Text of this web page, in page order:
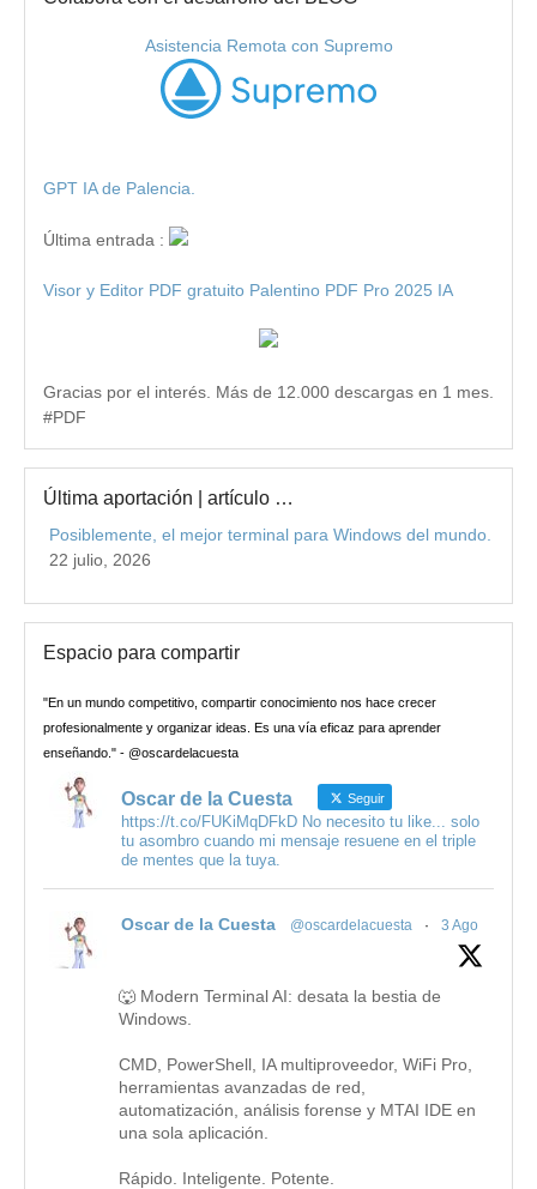
Asistencia Remota con Supremo
GPT IA de Palencia.
Última entrada :
Visor y Editor PDF gratuito Palentino PDF Pro 2025 IA
Gracias por el interés. Más de 12.000 descargas en 1 mes.
#PDF
Última aportación | artículo …
Posiblemente, el mejor terminal para Windows del mundo.
22 julio, 2026
Espacio para compartir
"En un mundo competitivo, compartir conocimiento nos hace crecer
profesionalmente y organizar ideas. Es una vía eficaz para aprender
enseñando." - @oscardelacuesta
Oscar de la Cuesta Seguir
https://t.co/FUKiMqDFkD No necesito tu like... solo
tu asombro cuando mi mensaje resuene en el triple
de mentes que la tuya.
Oscar de la Cuesta @oscardelacuesta · 3 Ago
🐺 Modern Terminal AI: desata la bestia de
Windows.
CMD, PowerShell, IA multiproveedor, WiFi Pro,
herramientas avanzadas de red,
automatización, análisis forense y MTAI IDE en
una sola aplicación.
Rápido. Inteligente. Potente.